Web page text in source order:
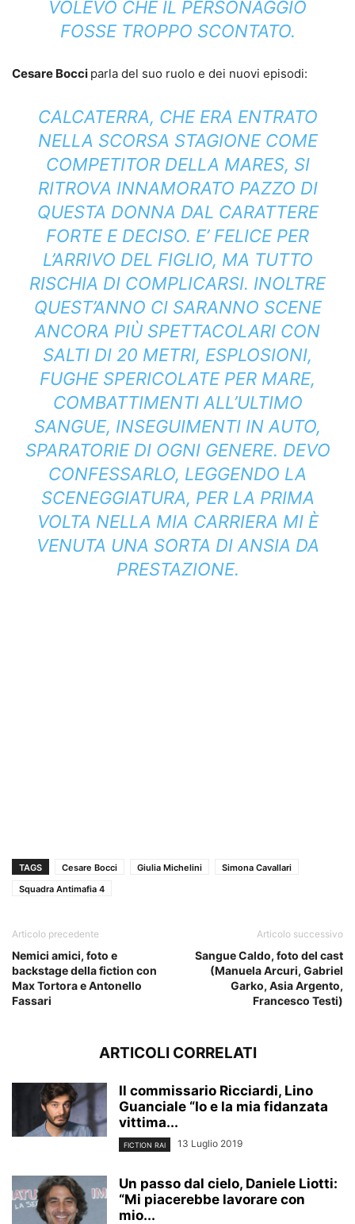
VOLEVO CHE IL PERSONAGGIO
FOSSE TROPPO SCONTATO.
Cesare Bocci parla del suo ruolo e dei nuovi episodi:
CALCATERRA, CHE ERA ENTRATO
NELLA SCORSA STAGIONE COME
COMPETITOR DELLA MARES, SI
RITROVA INNAMORATO PAZZO DI
QUESTA DONNA DAL CARATTERE
FORTE E DECISO. E’ FELICE PER
L’ARRIVO DEL FIGLIO, MA TUTTO
RISCHIA DI COMPLICARSI. INOLTRE
QUEST’ANNO CI SARANNO SCENE
ANCORA PIÙ SPETTACOLARI CON
SALTI DI 20 METRI, ESPLOSIONI,
FUGHE SPERICOLATE PER MARE,
COMBATTIMENTI ALL’ULTIMO
SANGUE, INSEGUIMENTI IN AUTO,
SPARATORIE DI OGNI GENERE. DEVO
CONFESSARLO, LEGGENDO LA
SCENEGGIATURA, PER LA PRIMA
VOLTA NELLA MIA CARRIERA MI È
VENUTA UNA SORTA DI ANSIA DA
PRESTAZIONE.
TAGS Cesare Bocci Giulia Michelini
Simona Cavallari
Squadra Antimafia 4
Articolo precedente
Nemici amici, foto e
backstage della fiction con
Max Tortora e Antonello
Fassari
Articolo successivo
Sangue Caldo, foto del cast
(Manuela Arcuri, Gabriel
Garko, Asia Argento,
Francesco Testi)
ARTICOLI CORRELATI
Il commissario Ricciardi, Lino
Guanciale “Io e la mia fidanzata
vittima...
FICTION RAI 13 Luglio 2019
Un passo dal cielo, Daniele Liotti:
“Mi piacerebbe lavorare con
mio...